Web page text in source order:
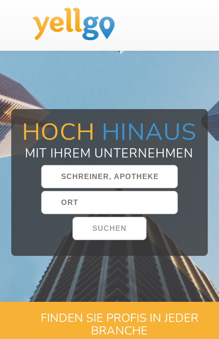
HOCH HINAUS
MIT IHREM UNTERNEHMEN
FINDEN SIE PROFIS IN JEDER
BRANCHE